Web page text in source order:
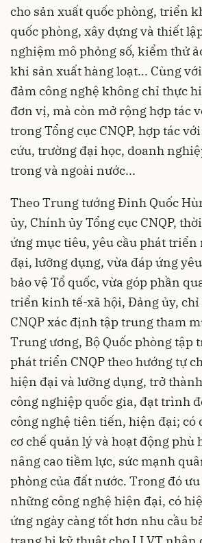
cho sản xuất quốc phòng, triển
quốc phòng, xây dựng và thiết
nghiệm mô phỏng số, kiểm thử
khi sản xuất hàng loạt... Cùng
đảm công nghệ không chỉ thực
đơn vị, mà còn mở rộng hợp tác
trong Tổng cục CNQP, hợp tác
cứu, trường đại học, doanh
trong và ngoài nước...
Theo Trung tướng Đinh Quốc
ủy, Chính ủy Tổng cục CNQP,
ứng mục tiêu, yêu cầu phát triển
đại, lưỡng dụng, vừa đáp ứng
bảo vệ Tổ quốc, vừa góp phần
triển kinh tế-xã hội, Đảng ủy, chỉ
CNQP xác định tập trung tham
Trung ương, Bộ Quốc phòng tập
phát triển CNQP theo hướng tự
hiện đại và lưỡng dụng, trở
công nghiệp quốc gia, đạt trình
công nghệ tiên tiến, hiện đại; có
cơ chế quản lý và hoạt động phù
nâng cao tiềm lực, sức mạnh
phòng của đất nước. Trong đó
những công nghệ hiện đại, có
ứng ngày càng tốt hơn nhu cầu